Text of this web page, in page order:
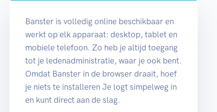
Banster is volledig online beschikbaar en
werkt op elk apparaat: desktop, tablet en
mobiele telefoon. Zo heb je altijd toegang
tot je ledenadministratie, waar je ook bent.
Omdat Banster in de browser draait, hoef
je niets te installeren Je logt simpelweg in
en kunt direct aan de slag.